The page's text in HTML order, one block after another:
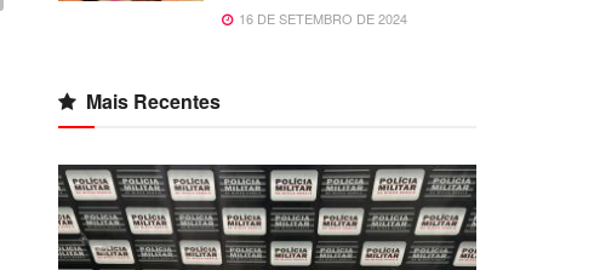
16 DE SETEMBRO DE 2024
Mais Recentes